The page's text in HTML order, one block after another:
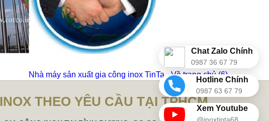
Chat Zalo Chính
0987 36 67 79
Hotline Chính
0987 63 67 79
Xem Youtube
@inoxtinta68
Nhà máy sản xuất gia công inox TinTa - Về trang chủ (6)
THEO YÊU CẦU TẠI TPHCM